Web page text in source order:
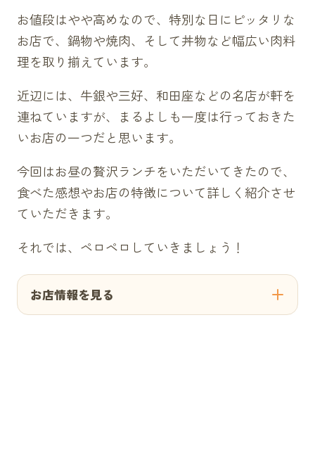
お値段はやや高めなので、特別な日にピッタリな
お店で、鍋物や焼肉、そして丼物など幅広い肉料
理を取り揃えています。
近辺には、牛銀や三好、和田座などの名店が軒を
連ねていますが、まるよしも一度は行っておきた
いお店の一つだと思います。
今回はお昼の贅沢ランチをいただいてきたので、
食べた感想やお店の特徴について詳しく紹介させ
ていただきます。
それでは、ペロペロしていきましょう！
お店情報を見る